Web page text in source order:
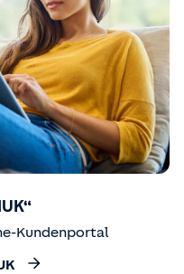
Kundenportal